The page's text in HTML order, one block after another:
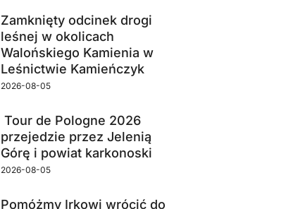
Zamknięty odcinek drogi
leśnej w okolicach
Walońskiego Kamienia w
Leśnictwie Kamieńczyk
2026-08-05
Tour de Pologne 2026
przejedzie przez Jelenią
Górę i powiat karkonoski
2026-08-05
Pomóżmy Irkowi wrócić do